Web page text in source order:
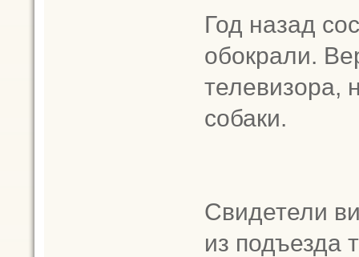
Год назад
обокрали.
телевизора,
собаки.
Свидетели
из подъезда